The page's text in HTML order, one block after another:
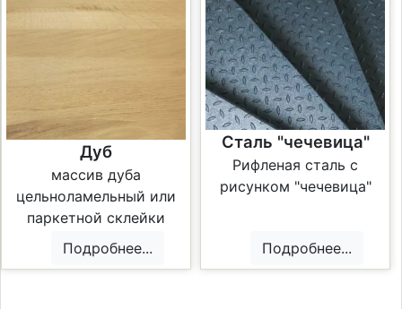
Дуб
массив дуба
цельноламельный или
паркетной склейки
Подробнее...
Сталь "чечевица"
Рифленая сталь с
рисунком "чечевица"
Подробнее...